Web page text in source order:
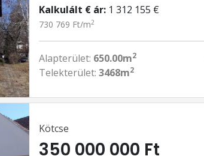
Kalkulált € ár: 1 312 155 €
730 769 Ft/m2
Alapterület: 650.00m2
Telekterület:3468m2
Kötcse
350 000 000 Ft